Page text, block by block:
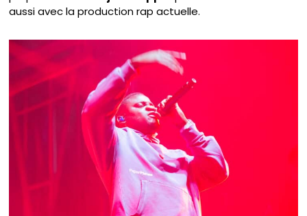
aussi avec la production rap actuelle.